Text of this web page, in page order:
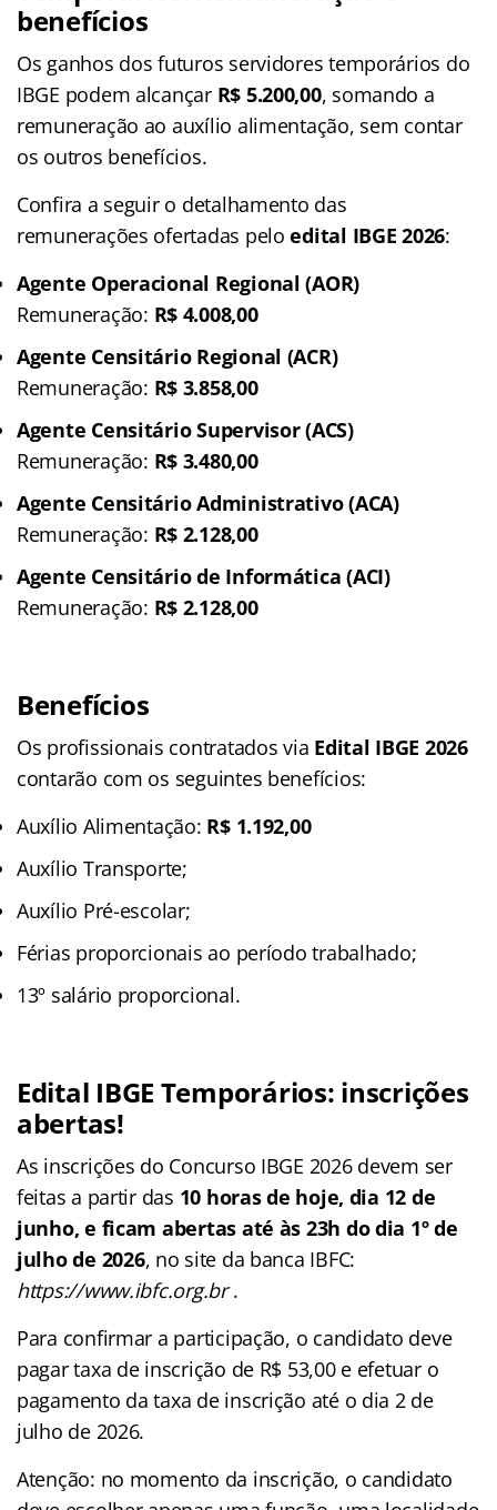
benefícios
Os ganhos dos futuros servidores temporários do
IBGE podem alcançar R$ 5.200,00, somando a
remuneração ao auxílio alimentação, sem contar
os outros benefícios.
Confira a seguir o detalhamento das
remunerações ofertadas peloedital IBGE 2026:
Agente Operacional Regional (AOR)
Remuneração: R$ 4.008,00
Agente Censitário Regional (ACR)
Remuneração: R$ 3.858,00
Agente Censitário Supervisor (ACS)
Remuneração: R$ 3.480,00
Agente Censitário Administrativo (ACA)
Remuneração: R$ 2.128,00
Agente Censitário de Informática (ACI)
Remuneração: R$ 2.128,00
Benefícios
Os profissionais contratados via Edital IBGE 2026
contarão com os seguintes benefícios:
Auxílio Alimentação: R$ 1.192,00
Auxílio Transporte;
Auxílio Pré-escolar;
Férias proporcionais ao período trabalhado;
13º salário proporcional.
Edital IBGE Temporários: inscrições
abertas!
As inscrições do Concurso IBGE 2026 devem ser
feitas a partir das 10 horas de hoje, dia 12 de
junho, e ficam abertas até às 23h do dia 1º de
julho de 2026, no site da banca IBFC:
https://www.ibfc.org.br.
Para confirmar a participação, o candidato deve
pagar taxa de inscrição de R$ 53,00 e efetuar o
pagamento da taxa de inscrição até o dia 2 de
julho de 2026.
Atenção: no momento da inscrição, o candidato